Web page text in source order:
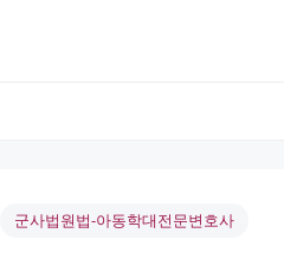
군사법원법-아동학대전문변호사